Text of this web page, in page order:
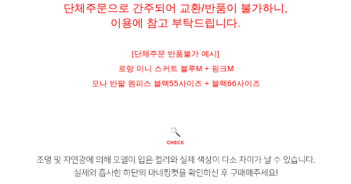
단체주문으로 간주되어 교환/반품이 불가하니,
이용에 참고 부탁드립니다.
[단체주문 반품불가 예시]
로랑 미니 스커트 블루M + 핑크M
모나 반팔 원피스 블랙55사이즈 + 블랙66사이즈